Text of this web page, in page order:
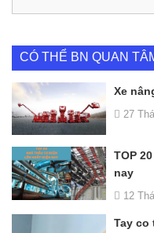
CÓ THỂ BN QUAN
Xe
27
TOP
nay
12
Tay co